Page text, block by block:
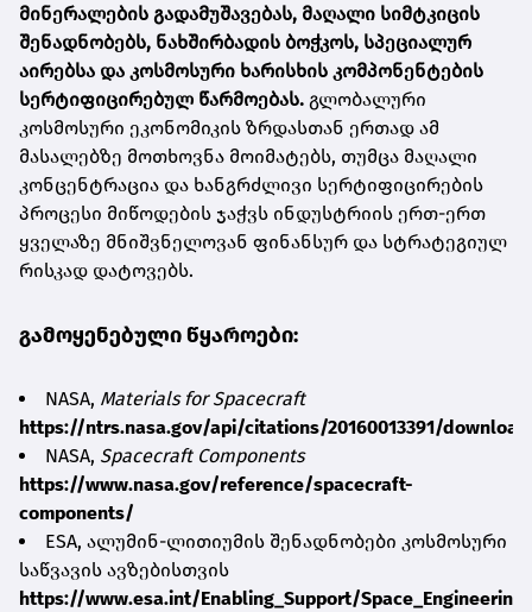
მინერალების გადამუშავებას, მაღალი სიმტკიცის
შენადნობებს, ნახშირბადის ბოჭკოს, სპეციალურ
აირებსა და კოსმოსური ხარისხის კომპონენტების
სერტიფიცირებულ წარმოებას. გლობალური
კოსმოსური ეკონომიკის ზრდასთან ერთად ამ
მასალებზე მოთხოვნა მოიმატებს, თუმცა მაღალი
კონცენტრაცია და ხანგრძლივი სერტიფიცირების
პროცესი მიწოდების ჯაჭვს ინდუსტრიის ერთ-ერთ
ყველაზე მნიშვნელოვან ფინანსურ და სტრატეგიულ
რისკად დატოვებს.
გამოყენებული წყაროები:
NASA, Materials for Spacecraft
https://ntrs.nasa.gov/api/citations/20160013391/
NASA, Spacecraft Components
https://www.nasa.gov/reference/spacecraft-
components/
ESA, ალუმინ-ლითიუმის შენადნობები კოსმოსური
საწვავის ავზებისთვის
https://www.esa.int/Enabling_Support/